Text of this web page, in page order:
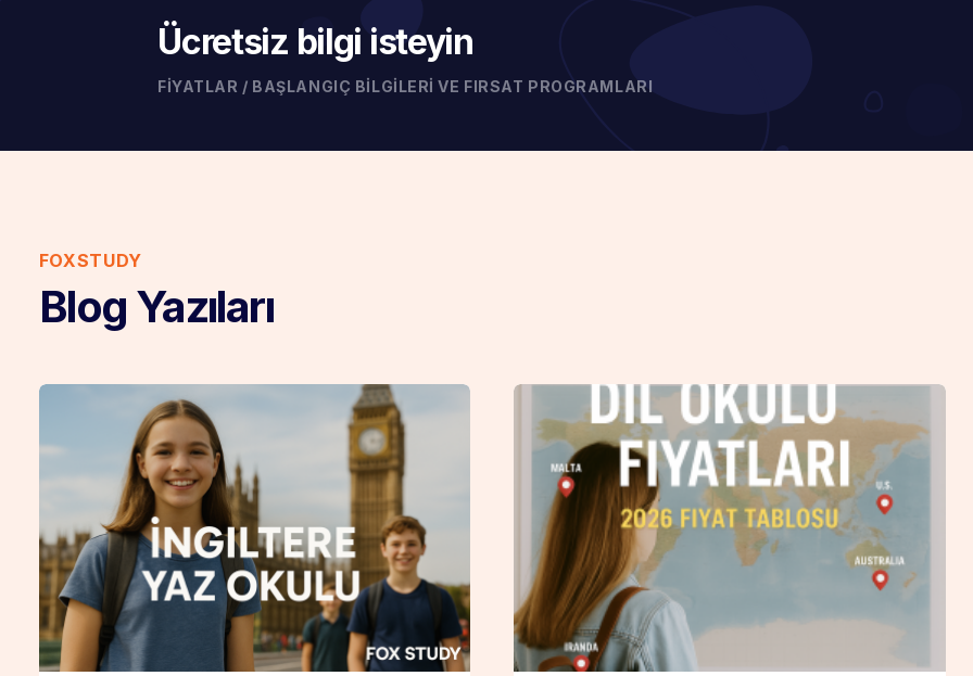
Ücretsiz bilgi isteyin
FİYATLAR / BAŞLANGIÇ BİLGİLERİ VE FIRSAT PROGRAMLARI
FOXSTUDY
Blog Yazıları